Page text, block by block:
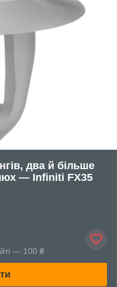
два й більше
— Infiniti FX35
— 100 ₴